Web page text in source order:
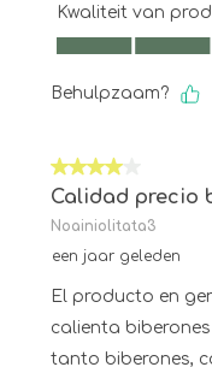
Kwaliteit van
Kwaliteit van
Behulpzaam?
4 van 5 sterren.
Calidad precio
Noainiolitata3
een jaar geleden
El producto en
calienta
tanto biberones,